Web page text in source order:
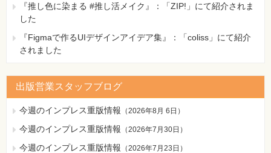
『推し色に染まる #推し活メイク』：「ZIP!」にて紹介されま
した
『Figmaで作るUIデザインアイデア集』：「coliss」にて紹介
されました
出版営業スタッフブログ
今週のインプレス重版情報 （2026年8月 6日 ）
今週のインプレス重版情報 （2026年7月30日 ）
今週のインプレス重版情報 （2026年7月23日 ）